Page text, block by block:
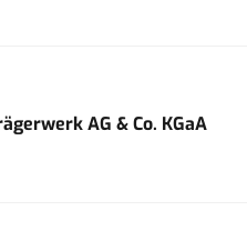
AG & Co. KGaA